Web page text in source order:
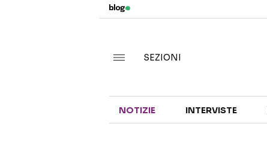
SEZIONI
NOTIZIE INTERVISTE